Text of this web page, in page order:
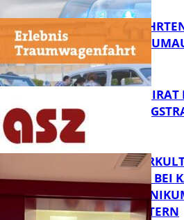
FB News
FB News
ZWECK –
MELDEN!
FB News
IN DER
NEUER
TREFFPUNKT BEI
IM
KAISERSLAUTERN